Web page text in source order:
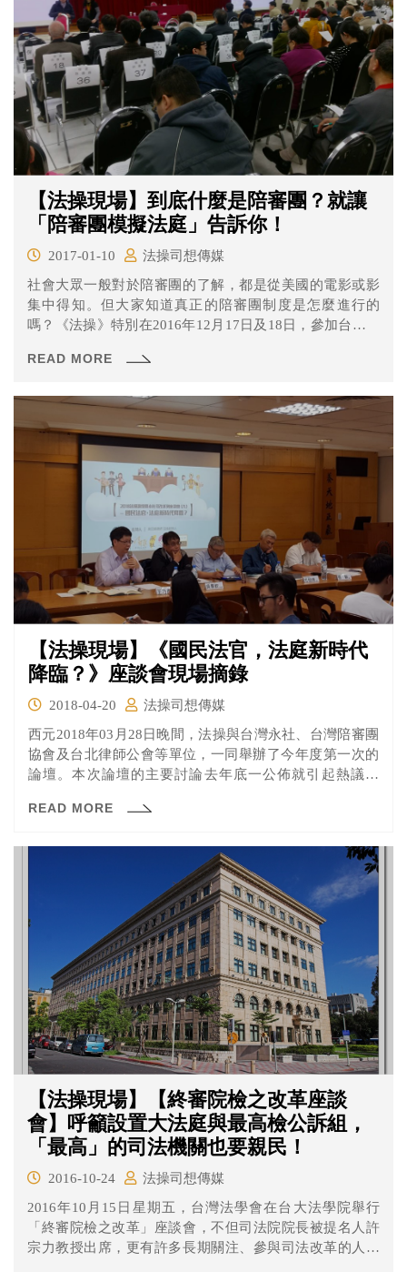
【法操現場】到底什麼是陪審團？就讓
「陪審團模擬法庭」告訴你！
2017-01-10
法操司想傳媒
社會大眾一般對於陪審團的了解，都是從美國的電影或影
集中得知。但大家知道真正的陪審團制度是怎麼進行的
嗎？《法操》特別在2016年12月17日及18日，參加台灣陪
台北市民政局合作，在中山、大同區抽出民眾，寄信詢問
審團候選人，經過層層海選，最終由12位陪審員參與審
判。接下來，就讓《法操》帶您看看活動當天到底發生了
什麼事吧！
READ MORE
【法操現場】《國民法官，法庭新時代
降臨？》座談會現場摘錄
2018-04-20
法操司想傳媒
西元2018年03月28日晚間，法操與台灣永社、台灣陪審團
協會及台北律師公會等單位，一同舉辦了今年度第一次的
論壇。本次論壇的主要討論去年底一公佈就引起熱議的
麼不同的聲音。現場請到了台灣永社理事吳景欽副教授、
律師、及台灣陪審團協會理事長張靜律師一同討論。除此
之外，現場還有當時參與法案研議的陳思帆法官在場旁
聽，也受邀分享了自己的想法，可說是額外的收穫。
READ MORE
【法操現場】【終審院檢之改革座談
會】呼籲設置大法庭與最高檢公訴組，
「最高」的司法機關也要親民！
2016-10-24
法操司想傳媒
2016年10月15日星期五，台灣法學會在台大法學院舉行
「終審院檢之改革」座談會，不但司法院院長被提名人許
宗力教授出席，更有許多長期關注、參與司法改革的人士